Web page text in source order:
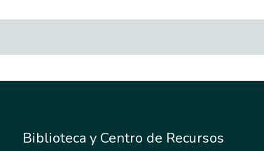
Biblioteca y Centro de Recursos